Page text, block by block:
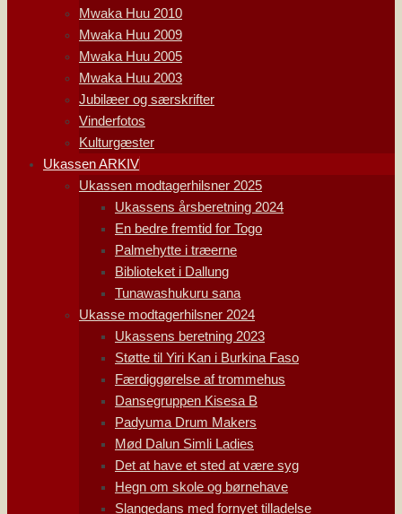
Mwaka Huu 2010
Mwaka Huu 2009
Mwaka Huu 2005
Mwaka Huu 2003
Jubilæer og særskrifter
Vinderfotos
Kulturgæster
Ukassen ARKIV
Ukassen modtagerhilsner 2025
Ukassens årsberetning 2024
En bedre fremtid for Togo
Palmehytte i træerne
Biblioteket i Dallung
Tunawashukuru sana
Ukasse modtagerhilsner 2024
Ukassens beretning 2023
Støtte til Yiri Kan i Burkina Faso
Færdiggørelse af trommehus
Dansegruppen Kisesa B
Padyuma Drum Makers
Mød Dalun Simli Ladies
Det at have et sted at være syg
Hegn om skole og børnehave
Slangedans med fornyet tilladelse